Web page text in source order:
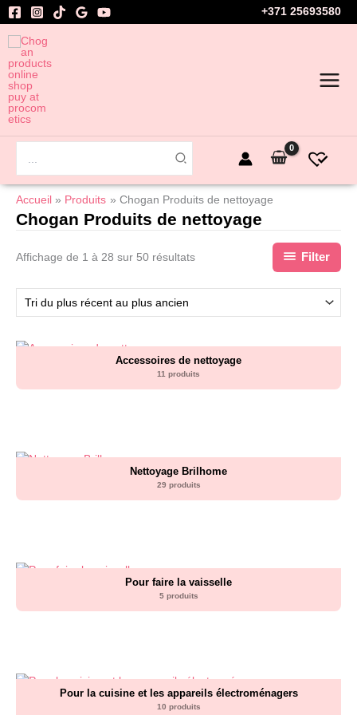
Aller
au
contenu
+371 25693580
Accueil Produits Chogan Produits de nettoyage
Chogan Produits de nettoyage
Affichage de 1 à 28 sur 50 résultats Filter
Accessoires de nettoyage
11 produits
Nettoyage Brilhome
29 produits
Pour faire la vaisselle
5 produits
Pour la cuisine et les appareils électroménagers
10 produits